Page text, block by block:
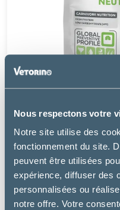
Nous respectons votre
Notre site utilise des
fonctionnement du site.
peuvent être utilisées
expérience, diffuser des
personnalisées ou
notre offre. Votre
ADULT SAUMON